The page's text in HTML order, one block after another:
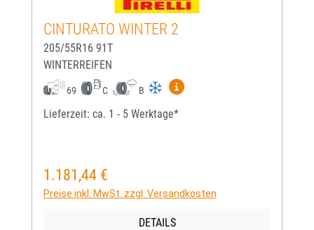
CINTURATO WINTER 2
205/55R16 91T
WINTERREIFEN
69 C B
Mehr Informationen zum
Lieferzeit: ca. 1 - 5 Werktage*
Regulärer Preis:
1.181,44 €
Preise inkl. MwSt. zzgl. Versandkosten
DETAILS